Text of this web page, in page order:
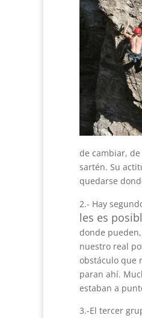
de cambiar,
sartén. Su
quedarse
2.- Hay
les es
donde
nuestro real
obstáculo que
paran ahí.
estaban a
3.-El tercer